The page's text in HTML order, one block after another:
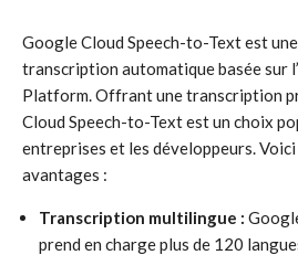
Google Cloud Speech-to-Text est
transcription automatique basée sur
Platform. Offrant une transcription
Cloud Speech-to-Text est un choix
entreprises et les développeurs. Voici
avantages :
Transcription multilingue :
prend en charge plus de 120